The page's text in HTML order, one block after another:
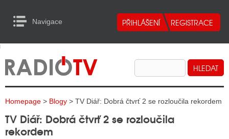
Navigace
RADIA
TELEVIZE
INTERNET
TISK
to Content
Homepage > Blogy > TV Diář: Dobrá čtvrť 2 se rozloučila rekordem
TV Diář: Dobrá čtvrť 2 se rozloučila
rekordem